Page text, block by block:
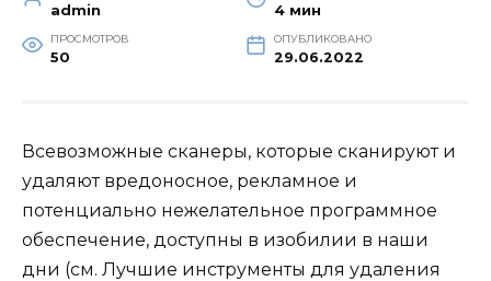
admin 4 мин
ПРОСМОТРОВ
50
ОПУБЛИКОВАНО
29.06.2022
Всевозможные сканеры, которые сканируют и
удаляют вредоносное, рекламное и
потенциально нежелательное программное
обеспечение, доступны в изобилии в наши
дни (см. Лучшие инструменты для удаления